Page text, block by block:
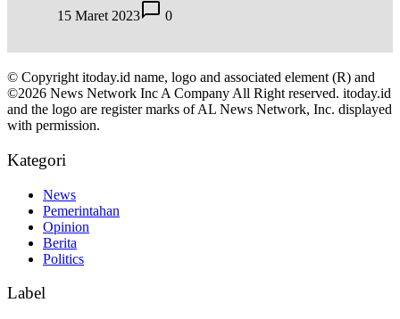
15 Maret 2023
0
© Copyright itoday.id name, logo and associated element (R) and
©2026 News Network Inc A Company All Right reserved. itoday.id
and the logo are register marks of AL News Network, Inc. displayed
with permission.
Kategori
News
Pemerintahan
Opinion
Berita
Politics
Label